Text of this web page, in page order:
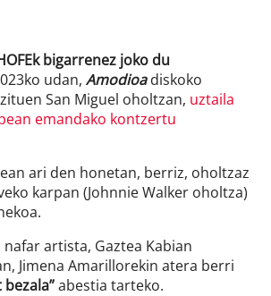
bigarrenez joko du
udan, Amodioadiskoko
San Miguel oholtzan, uztaila
emandako kontzertu
ari den honetan, berriz, oholtzaz
karpan (Johnnie Walker oholtza)
artista, Gaztea Kabian
Jimena Amarillorekin atera berri
abestia tarteko.